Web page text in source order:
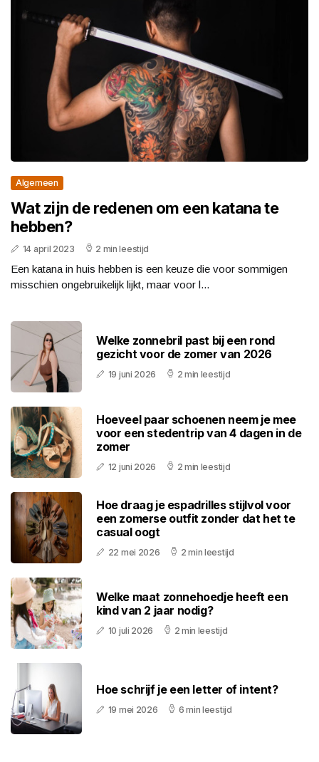
Algemeen
Wat zijn de redenen om een katana te
hebben?
14 april 2023 2 min leestijd
Een katana in huis hebben is een keuze die voor sommigen
misschien ongebruikelijk lijkt, maar voor l...
Welke zonnebril past bij een rond
gezicht voor de zomer van 2026
19 juni 2026 2 min leestijd
Hoeveel paar schoenen neem je mee
voor een stedentrip van 4 dagen in de
zomer
12 juni 2026 2 min leestijd
Hoe draag je espadrilles stijlvol voor
een zomerse outfit zonder dat het te
casual oogt
22 mei 2026 2 min leestijd
Welke maat zonnehoedje heeft een
kind van 2 jaar nodig?
10 juli 2026 2 min leestijd
Hoe schrijf je een letter of intent?
19 mei 2026 6 min leestijd